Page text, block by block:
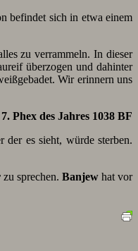
befindet sich in etwa einem
zu verrammeln. In dieser
überzogen und dahinter
Wir erinnern uns
7. Phex des Jahres 1038 BF
der es sieht, würde sterben.
zu sprechen. Banjew hat vor